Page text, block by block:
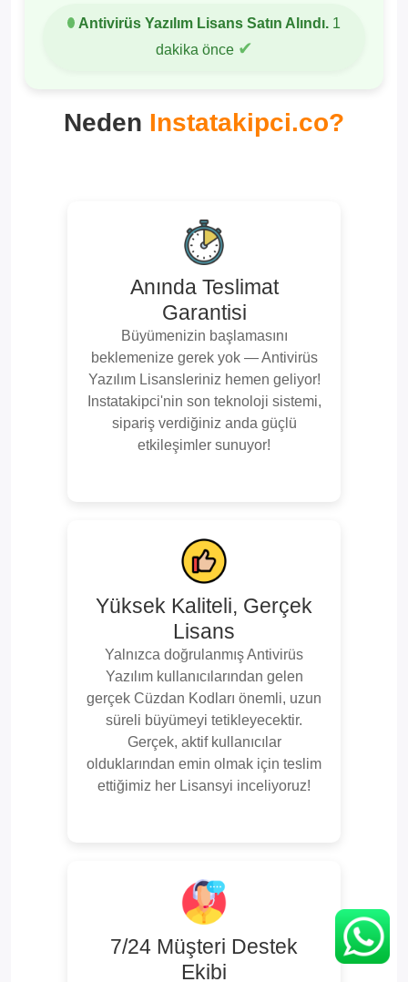
Antivirüs Yazılım Lisans Satın Alındı. 1
dakika önce ✔
Neden Instatakipci.co?
Anında Teslimat
Garantisi
Büyümenizin başlamasını
beklemenize gerek yok — Antivirüs
Yazılım Lisansleriniz hemen geliyor!
Instatakipci'nin son teknoloji sistemi,
sipariş verdiğiniz anda güçlü
etkileşimler sunuyor!
Yüksek Kaliteli, Gerçek
Lisans
Yalnızca doğrulanmış Antivirüs
Yazılım kullanıcılarından gelen
gerçek Cüzdan Kodları önemli, uzun
süreli büyümeyi tetikleyecektir.
Gerçek, aktif kullanıcılar
olduklarından emin olmak için teslim
ettiğimiz her Lisansyi inceliyoruz!
7/24 Müşteri Destek
Ekibi